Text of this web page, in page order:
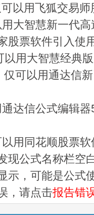
以用飞狐交易
大智慧新一代
股票软件引入使
以用大智慧经典
仅可以用通达信
达信公式编辑
用同花顺股票
现公式名称栏空
示，可能是公式
，请点击报告错